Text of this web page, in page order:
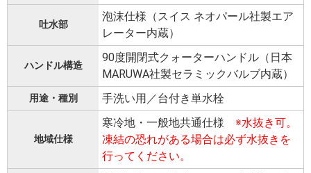
吐水部
泡沫仕様（スイス ネオパール社製エア
レーター内蔵）
ハンドル構造
90度開閉式クォーターハンドル（日本
MARUWA社製セラミックバルブ内蔵）
用途・種別 手洗い用／台付き単水栓
地域仕様
寒冷地・一般地共通仕様 ※水抜き可。
凍結の恐れがある場合は必ず水抜きを
行ってください。